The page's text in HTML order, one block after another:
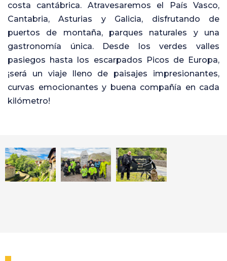
costa cantábrica. Atravesaremos el País Vasco,
Cantabria, Asturias y Galicia, disfrutando de
puertos de montaña, parques naturales y una
gastronomía única. Desde los verdes valles
pasiegos hasta los escarpados Picos de Europa,
¡será un viaje lleno de paisajes impresionantes,
curvas emocionantes y buena compañía en cada
kilómetro!